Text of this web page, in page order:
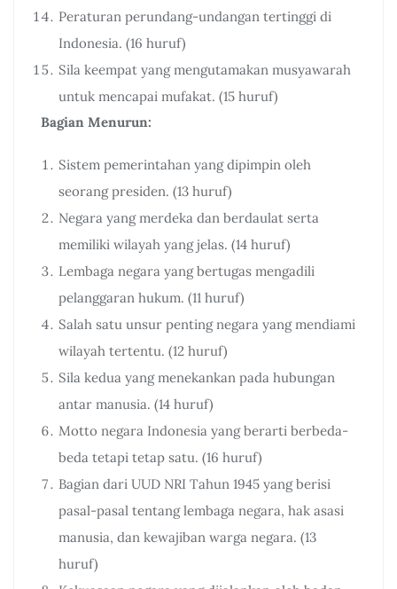
Peraturan perundang-undangan tertinggi di
Indonesia. (16 huruf)
Sila keempat yang mengutamakan musyawarah
untuk mencapai mufakat. (15 huruf)
Bagian Menurun:
Sistem pemerintahan yang dipimpin oleh
seorang presiden. (13 huruf)
Negara yang merdeka dan berdaulat serta
memiliki wilayah yang jelas. (14 huruf)
Lembaga negara yang bertugas mengadili
pelanggaran hukum. (11 huruf)
Salah satu unsur penting negara yang mendiami
wilayah tertentu. (12 huruf)
Sila kedua yang menekankan pada hubungan
antar manusia. (14 huruf)
Motto negara Indonesia yang berarti berbeda-
beda tetapi tetap satu. (16 huruf)
Bagian dari UUD NRI Tahun 1945 yang berisi
pasal-pasal tentang lembaga negara, hak asasi
manusia, dan kewajiban warga negara. (13
huruf)